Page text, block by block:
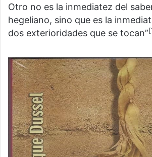
Otro no es la inmediatez del
hegeliano, sino que es la
dos exterioridades que se tocan”